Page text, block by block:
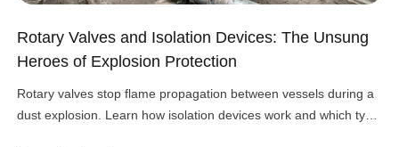
Rotary Valves and Isolation Devices: The Unsung
Heroes of Explosion Protection
Rotary valves stop flame propagation between vessels during a
dust explosion. Learn how isolation devices work and which type